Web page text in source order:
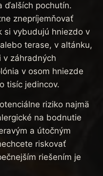
ďalších pochutín.
znepríjemňovať
si vybudujú hniezdo v
terase, v altánku,
záhradných
v osom hniezde
tisíc jedincov.
riziko najmä
na bodnutie
a útočným
riskovať
riešením je